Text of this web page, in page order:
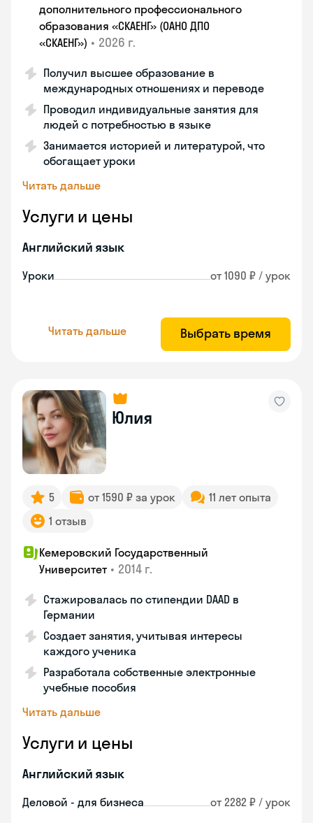
дополнительного профессионального
образования «СКАЕНГ» (ОАНО ДПО
«СКАЕНГ») • 2026 г.
Получил высшее образование в
международных отношениях и переводе
Проводил индивидуальные занятия для
людей с потребностью в языке
Занимается историей и литературой, что
обогащает уроки
Читать дальше
Услуги и цены
Английский язык
Уроки от 1090 ₽ / урок
Читать дальше Выбрать время
Юлия
5 от 1590 ₽ за урок
11 лет опыта
1 отзыв
Кемеровский Государственный
Университет • 2014 г.
Стажировалась по стипендии DAAD в
Германии
Создает занятия, учитывая интересы
каждого ученика
Разработала собственные электронные
учебные пособия
Читать дальше
Услуги и цены
Английский язык
Деловой - для бизнеса от 2282 ₽ / урок